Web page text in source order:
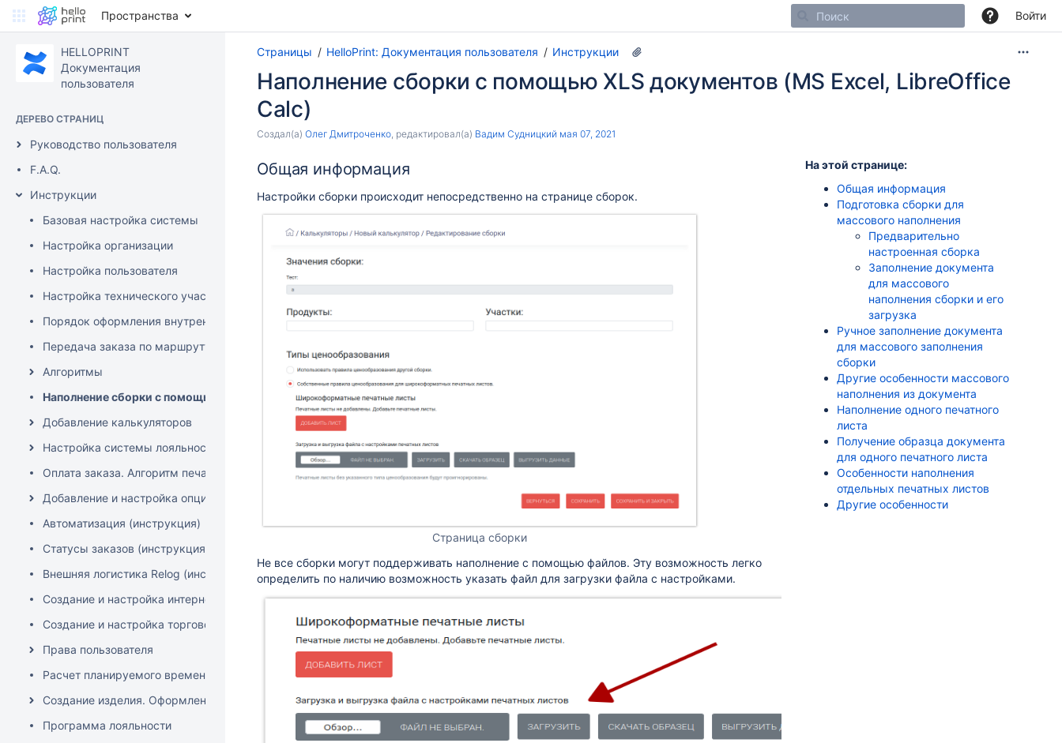
Пространства Войти
HELLOPRINT
Документация
пользователя
ДЕРЕВО СТРАНИЦ
Руководство пользователя
F.A.Q.
Инструкции
Базовая настройка системы
Настройка организации
Настройка пользователя
Настройка технического участка
Порядок оформления внутренней заявки
Передача заказа по маршруту
Алгоритмы
Наполнение сборки с помощью XLS документов (MS Excel, LibreOffice Calc)
Добавление калькуляторов
Настройка системы лояльности
Оплата заказа. Алгоритм печати чеков "Аванс" и "Полный расчет"
Добавление и настройка опций калькуляторов
Автоматизация (инструкция)
Статусы заказов (инструкция)
Внешняя логистика Relog (инструкция)
Создание и настройка интернет-эквайринга ЮКаssа (онлайн оплата)
Создание и настройка торгового эквайринга (фискальные регистраторы)
Права пользователя
Расчет планируемого времени изготовления изделия
Создание изделия. Оформление заказа
Программа лояльности
Страницы HelloPrint: Документация пользователя Инструкции
Наполнение сборки с помощью XLS документов (MS Excel, LibreOffice
Calc)
Создал(а) Олег Дмитроченко, редактировал(а) Вадим Судницкий мая 07, 2021
Общая информация
Настройки сборки происходит непосредственно на странице сборок.
Страница сборки
Не все сборки могут поддерживать наполнение с помощью файлов. Эту возможность легко
определить по наличию возможность указать файл для загрузки файла с настройками.
На этой странице:
Общая информация
Подготовка сборки для
массового наполнения
Предварительно
настроенная сборка
Заполнение документа
для массового
наполнения сборки и его
загрузка
Ручное заполнение документа
для массового заполнения
сборки
Другие особенности массового
наполнения из документа
Наполнение одного печатного
листа
Получение образца документа
для одного печатного листа
Особенности наполнения
отдельных печатных листов
Другие особенности